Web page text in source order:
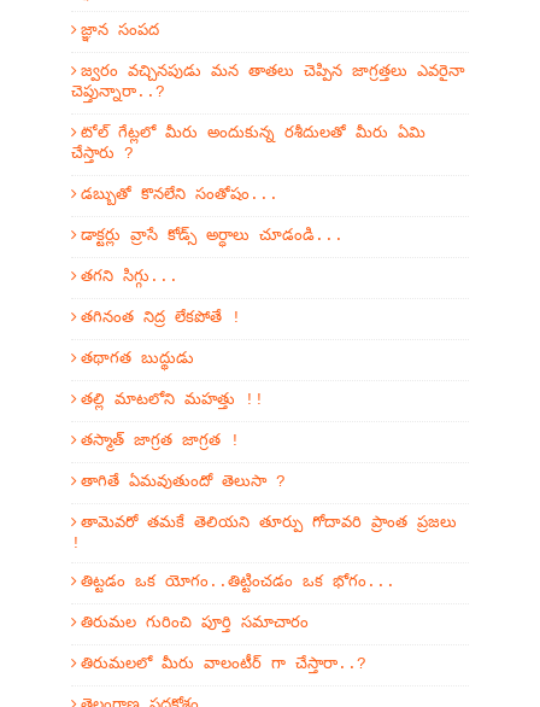
జ్ఞాన సంపద
జ్వరం వచ్చినపుడు మన తాతలు చెప్పిన జాగ్రత్తలు ఎవరైనా
చెప్తున్నారా..?
టోల్ గేట్లలో మీరు అందుకున్న రశీదులతో మీరు ఏమి
చేస్తారు ?
డబ్బుతో కొనలేని సంతోషం...
డాక్టర్లు వ్రాసే కోడ్స్ అర్ధాలు చూడండి...
తగని సిగ్గు...
తగినంత నిద్ర లేకపోతే !
తథాగత బుద్థుడు
తల్లి మాటలోని మహత్తు !!
తస్మాత్ జాగ్రత జాగ్రత !
తాగితే ఏమవుతుందో తెలుసా ?
తామెవరో తమకే తెలియని తూర్పు గోదావరి ప్రాంత ప్రజలు
!
తిట్టడం ఒక యోగం..తిట్టించడం ఒక భోగం...
తిరుమల గురించి పూర్తి సమాచారం
తిరుమలలో మీరు వాలంటీర్ గా చేస్తారా..?